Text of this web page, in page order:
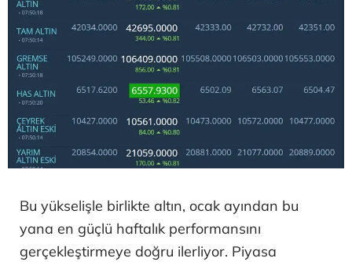
Bu yükselişle birlikte altın, ocak ayından bu
yana en güçlü haftalık performansını
gerçekleştirmeye doğru ilerliyor. Piyasa